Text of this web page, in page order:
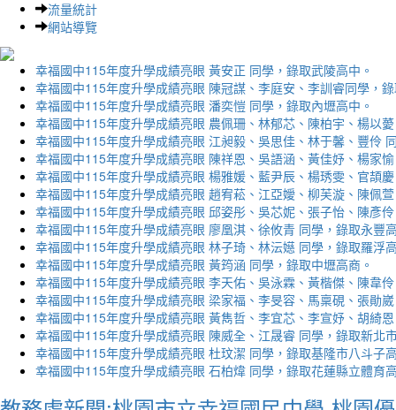
流量統計
網站導覽
幸福國中115年度升學成績亮眼 黃安正 同學，錄取武陵高中。
幸福國中115年度升學成績亮眼 陳冠謀、李庭安、李訓睿同學，
幸福國中115年度升學成績亮眼 潘奕愷 同學，錄取內壢高中。
幸福國中115年度升學成績亮眼 農佩珊、林郁芯、陳柏宇、楊以
幸福國中115年度升學成績亮眼 江昶毅、吳思佳、林于馨、豐伶
幸福國中115年度升學成績亮眼 陳祥恩、吳語涵、黃佳妤、楊家
幸福國中115年度升學成績亮眼 楊雅媛、藍尹辰、楊琇雯、官頡
幸福國中115年度升學成績亮眼 趙宥菘、江亞嬡、柳芙漩、陳佩
幸福國中115年度升學成績亮眼 邱姿彤、吳芯妮、張子怡、陳彥
幸福國中115年度升學成績亮眼 廖凰淇、徐攸青 同學，錄取永豐
幸福國中115年度升學成績亮眼 林子琦、林沄嬨 同學，錄取羅浮
幸福國中115年度升學成績亮眼 黃筠涵 同學，錄取中壢高商。
幸福國中115年度升學成績亮眼 李天佑、吳泳霖、黃楷傑、陳韋
幸福國中115年度升學成績亮眼 梁家福、李旻容、馬稟硯、張勛
幸福國中115年度升學成績亮眼 黃雋哲、李宜芯、李宣妤、胡綺
幸福國中115年度升學成績亮眼 陳威全、江晟睿 同學，錄取新北
幸福國中115年度升學成績亮眼 杜玟潔 同學，錄取基隆市八斗子
幸福國中115年度升學成績亮眼 石柏煒 同學，錄取花蓮縣立體育